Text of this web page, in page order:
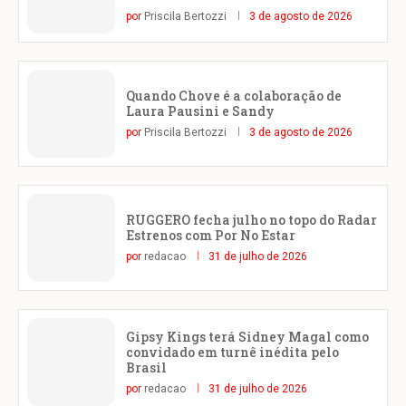
por Priscila Bertozzi 3 de agosto de 2026
Quando Chove é a colaboração de
Laura Pausini e Sandy
por Priscila Bertozzi 3 de agosto de 2026
RUGGERO fecha julho no topo do Radar
Estrenos com Por No Estar
por redacao 31 de julho de 2026
Gipsy Kings terá Sidney Magal como
convidado em turnê inédita pelo
Brasil
por redacao 31 de julho de 2026